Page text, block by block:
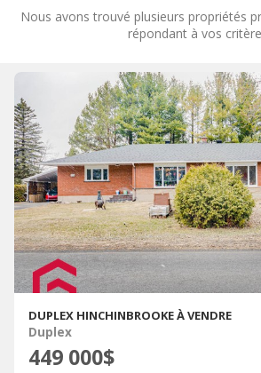
Nous avons trouvé plusieurs propriétés
répondant à vos
DUPLEX HINCHINBROOKE À VENDRE
Duplex
449 000$